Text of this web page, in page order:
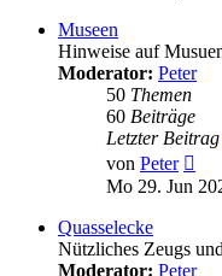
Museen
Hinweise auf
Moderator: Peter
50 Themen
60 Beiträge
Letzter Beitrag
von Peter
Mo 29. Jun
Quasselecke
Nützliches Zeugs
Moderator: Peter